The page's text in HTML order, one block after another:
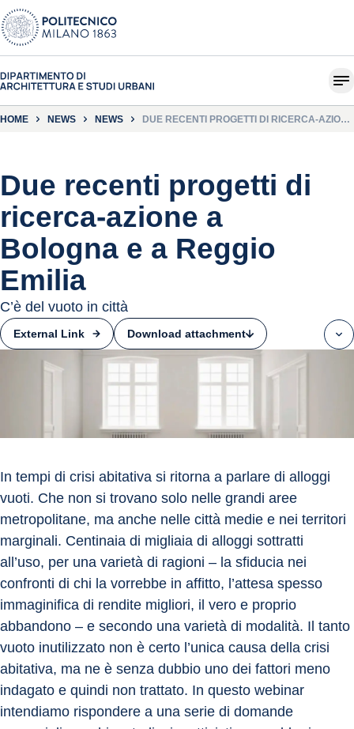
HOME NEWS NEWS
DUE RECENTI PROGETTI DI RICERCA-AZIONE
Due recenti progetti di
ricerca-azione a
Bologna e a Reggio
Emilia
C’è del vuoto in città
External Link Download attachment
In tempi di crisi abitativa si ritorna a parlare di alloggi
vuoti. Che non si trovano solo nelle grandi aree
metropolitane, ma anche nelle città medie e nei territori
marginali. Centinaia di migliaia di alloggi sottratti
all’uso, per una varietà di ragioni – la sfiducia nei
confronti di chi la vorrebbe in affitto, l’attesa spesso
immaginifica di rendite migliori, il vero e proprio
abbandono – e secondo una varietà di modalità. Il tanto
vuoto inutilizzato non è certo l’unica causa della crisi
abitativa, ma ne è senza dubbio uno dei fattori meno
indagato e quindi non trattato. In questo webinar
intendiamo rispondere a una serie di domande